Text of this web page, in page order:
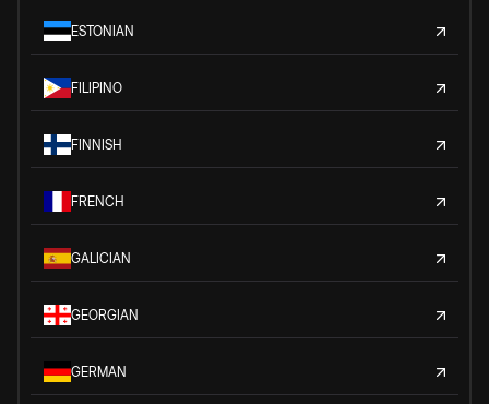
ESTONIAN
FILIPINO
FINNISH
FRENCH
GALICIAN
GEORGIAN
GERMAN